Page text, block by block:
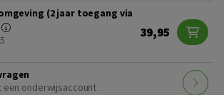
(2 jaar toegang via
39,95
onderwijsaccount